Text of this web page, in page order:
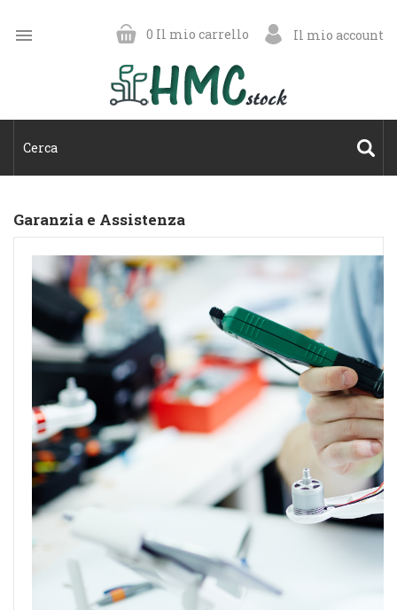
 Il mio account
0 Il mio carrello
Garanzia e Assistenza